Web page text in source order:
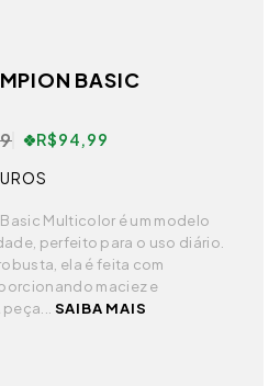
BASIC
R$94,99
Multicolor é um modelo
perfeito para o uso diário.
ela é feita com
maciez e
SAIBA MAIS